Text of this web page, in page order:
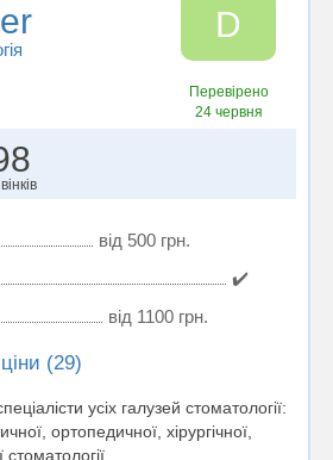
D
Перевірено
24 червня
від 500 грн.
✔️
від 1100 грн.
(29)
усіх галузей стоматології:
ортопедичної, хірургічної,
...